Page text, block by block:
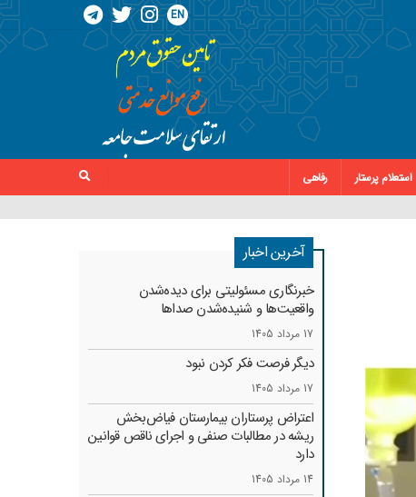
EN
استعلام پرستار
رفاهی
آخرین اخبار
خبرنگاری مسئولیتی برای دیده‌شدن
واقعیت‌ها و شنیده‌شدن صداها
17 مرداد 1405
دیگر فرصت فکر کردن نبود
17 مرداد 1405
اعتراض پرستاران بیمارستان فیاض‌بخش
ریشه در مطالبات صنفی و اجرای ناقص قوانین
دارد
14 مرداد 1405